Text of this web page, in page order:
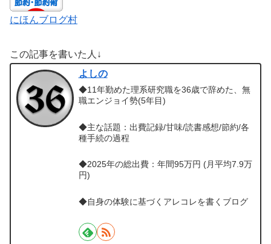
にほんブログ村
この記事を書いた人↓
よしの
◆11年勤めた理系研究職を36歳で辞めた、無
職エンジョイ勢(5年目)
◆主な話題：出費記録/甘味/読書感想/節約/各
種手続の過程
◆2025年の総出費：年間95万円 (月平均7.9万
円)
◆自身の体験に基づくアレコレを書くブログ